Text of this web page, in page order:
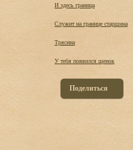
И здесь граница
Служит на границе старшина
Трясина
У тебя появился щенок
Поделиться